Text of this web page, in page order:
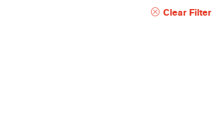
Clear Filter